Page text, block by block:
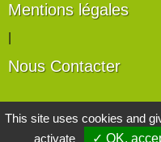
Mentions légales
Nous Contacter
Les
This site uses cookies and
activate
✓ OK,